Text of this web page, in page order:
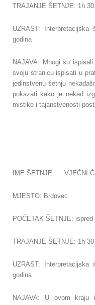
TRAJANJE ŠETNJE: 1h
UZRAST:
godina
NAJAVA: Mnogi su
svoju stranicu ispisati u
jedinstvenu šetnju
pokazati kako je nekad
mistike i tajanstvenosti
IME ŠETNJE: VJEČNI
MJESTO: Brdovec
POČETAK ŠETNJE:
TRAJANJE ŠETNJE: 1h
UZRAST:
godina
NAJAVA: U ovom kraju